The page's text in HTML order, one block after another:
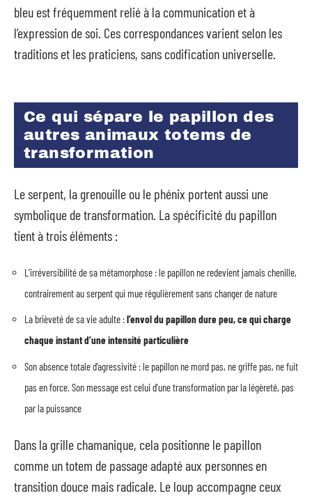
bleu est fréquemment relié à la communication et à
l’expression de soi. Ces correspondances varient selon les
traditions et les praticiens, sans codification universelle.
Ce qui sépare le papillon des
autres animaux totems de
transformation
Le serpent, la grenouille ou le phénix portent aussi une
symbolique de transformation. La spécificité du papillon
tient à trois éléments :
L’irréversibilité de sa métamorphose : le papillon ne redevient jamais chenille,
contrairement au serpent qui mue régulièrement sans changer de nature
La brièveté de sa vie adulte :l’envol du papillon dure peu, ce qui charge
chaque instant d’une intensité particulière
Son absence totale d’agressivité : le papillon ne mord pas, ne griffe pas, ne fuit
pas en force. Son message est celui d’une transformation par la légèreté, pas
par la puissance
Dans la grille chamanique, cela positionne le papillon
comme un totem de passage adapté aux personnes en
transition douce mais radicale. Le loup accompagne ceux